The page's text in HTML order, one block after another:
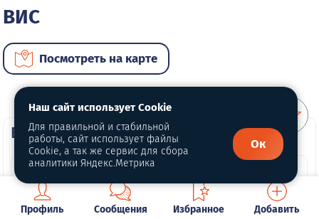
ВИС
Посмотреть на карте
ВИП автомобили
Профиль Сообщения Избранное Добавить
Наш сайт использует Cookie
Для правильной и стабильной
работы, сайт использует файлы
Cookie, а так же сервис для сбора
аналитики Яндекс.Метрика
Ок